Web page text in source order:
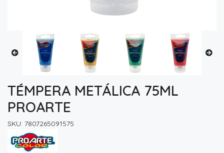
TÉMPERA METÁLICA 75ML
PROARTE
SKU: 7807265091575